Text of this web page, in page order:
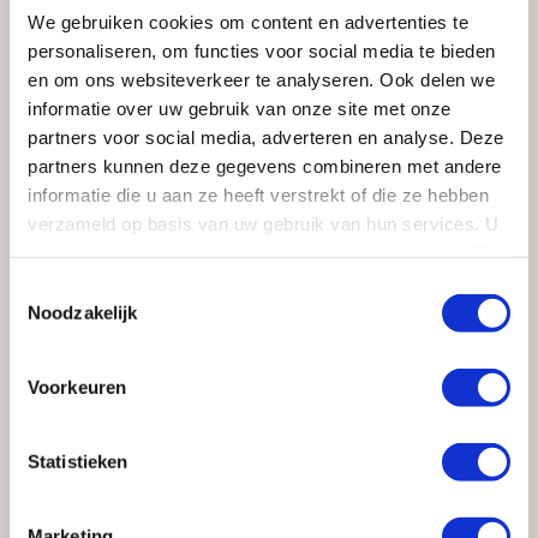
We gebruiken cookies om content en advertenties te
personaliseren, om functies voor social media te bieden
en om ons websiteverkeer te analyseren. Ook delen we
informatie over uw gebruik van onze site met onze
partners voor social media, adverteren en analyse. Deze
partners kunnen deze gegevens combineren met andere
informatie die u aan ze heeft verstrekt of die ze hebben
verzameld op basis van uw gebruik van hun services. U
Noodzakelijk
Voorkeuren
Statistieken
Inspiratie opdoen voor uw
nieuwe keuken in Hilversum?
Wilt u keuken inspiratieopdoen voor uw nieuwe keuken
in Hilversum kom dan gerust eens langs in onze
showroom of neem contact op met Kloosterman